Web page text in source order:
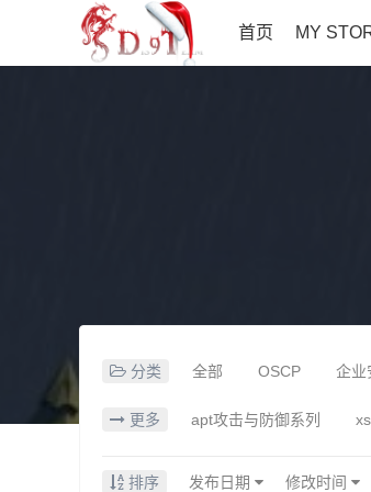
首页 MY
分类 全部 OSCP 企业
更多 apt攻击与防御系列
排序 发布日期 修改时间